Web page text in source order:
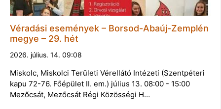
Véradási események – Borsod-Abaúj-Zemplén
megye – 29. hét
2026. július. 14. 09:08
Miskolc, Miskolci Területi Vérellátó Intézeti (Szentpéteri
kapu 72-76. Főépület II. em.) július 13. 08:00 - 15:00
Mezőcsát, Mezőcsát Régi Közösségi H…